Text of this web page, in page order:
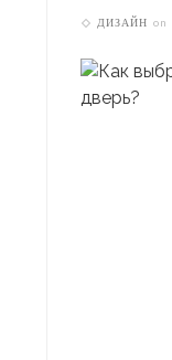
ДИЗАЙН on